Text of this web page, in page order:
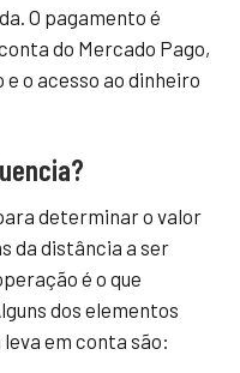
O pagamento é
do Mercado Pago,
o acesso ao dinheiro
determinar o valor
da distância a ser
é o que
dos elementos
em conta são: